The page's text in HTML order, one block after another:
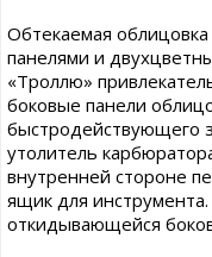
Обтекаемая
панелями и
«Троллю»
боковые панели
быстродействующего
утолитель
внутренней стороне
ящик для
откидывающейся